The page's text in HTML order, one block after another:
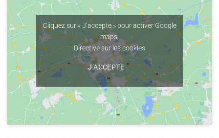
Cliquez sur « J’accepte » pour activer Google
maps
Directive sur les cookies
J’ACCEPTE